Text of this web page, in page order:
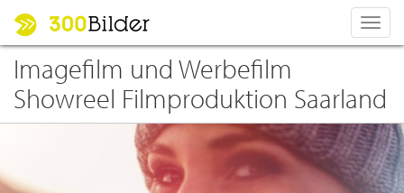
Imagefilm und Werbefilm
Showreel Filmproduktion Saarland